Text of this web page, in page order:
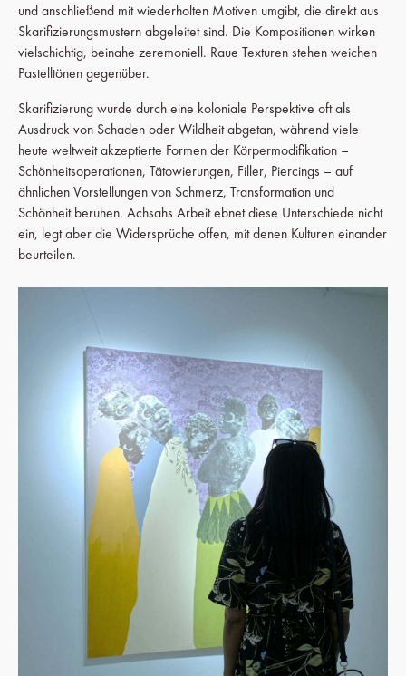
und anschließend mit wiederholten Motiven umgibt, die direkt aus
Skarifizierungsmustern abgeleitet sind. Die Kompositionen wirken
vielschichtig, beinahe zeremoniell. Raue Texturen stehen weichen
Pastelltönen gegenüber.
Skarifizierung wurde durch eine koloniale Perspektive oft als
Ausdruck von Schaden oder Wildheit abgetan, während viele
heute weltweit akzeptierte Formen der Körpermodifikation –
Schönheitsoperationen, Tätowierungen, Filler, Piercings – auf
ähnlichen Vorstellungen von Schmerz, Transformation und
Schönheit beruhen. Achsahs Arbeit ebnet diese Unterschiede nicht
ein, legt aber die Widersprüche offen, mit denen Kulturen einander
beurteilen.